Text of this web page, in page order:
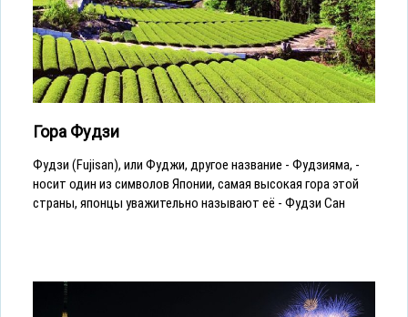
Гора Фудзи
Фудзи (Fujisan), или Фуджи, другое название - Фудзияма, -
носит один из символов Японии, самая высокая гора этой
страны, японцы уважительно называют её - Фудзи Сан